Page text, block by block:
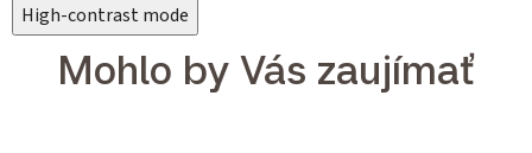
High-contrast mode
Mohlo by Vás zaujímať